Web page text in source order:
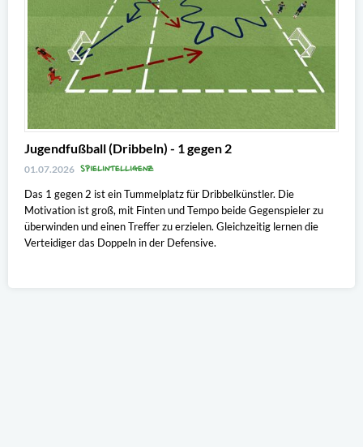
Jugendfußball (Dribbeln) - 1 gegen 2
01.07.2026 SPIELINTELLIGENZ
Das 1 gegen 2 ist ein Tummelplatz für Dribbelkünstler. Die
Motivation ist groß, mit Finten und Tempo beide Gegenspieler zu
überwinden und einen Treffer zu erzielen. Gleichzeitig lernen die
Verteidiger das Doppeln in der Defensive.